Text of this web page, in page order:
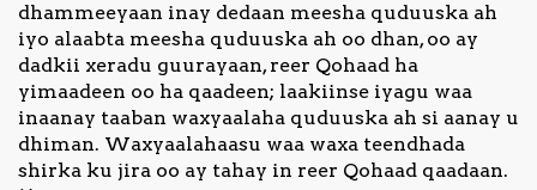
dhammeeyaan inay dedaan meesha quduuska ah
iyo alaabta meesha quduuska ah oo dhan, oo ay
dadkii xeradu guurayaan, reer Qohaad ha
yimaadeen oo ha qaadeen; laakiinse iyagu waa
inaanay taaban waxyaalaha quduuska ah si aanay u
dhiman. Waxyaalahaasu waa waxa teendhada
shirka ku jira oo ay tahay in reer Qohaad qaadaan.